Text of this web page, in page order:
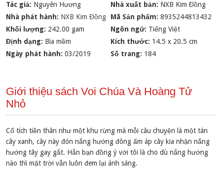
Tác giả: Nguyên Hương Nhà xuất bản: NXB Kim Đồng
Nhà phát hành: NXB Kim Đồng Mã Sản phẩm: 8935244813432
Khối lượng: 242.00 gam Ngôn ngữ: Tiếng Việt
Định dạng: Bìa mềm Kích thước: 14.5 x 20.5 cm
Ngày phát hành:03/2019 Số trang: 184
Giới thiệu sách Voi Chúa Và Hoàng Tử
Nhỏ
Cổ tích tiền thân như một khu rừng mà mỗi câu chuyện là một tán
cây xanh, cây này đón nắng hướng đông ấm áp cây kia nhận nắng
hướng tây gay gắt. Hẳn bạn đồng ý với tôi là cho dù nắng hướng
nào thì mặt trời vẫn luôn đem lại ánh sáng.